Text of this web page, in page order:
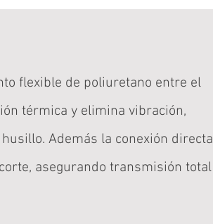
flexible de poliuretano entre el
térmica y elimina vibración,
Además la conexión directa
asegurando transmisión total